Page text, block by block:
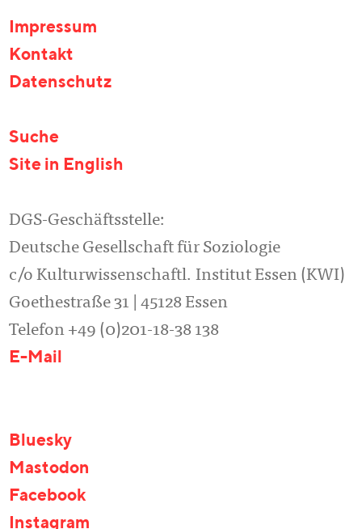
Impressum
Kontakt
Datenschutz
Suche
Site in English
DGS-Geschäftsstelle:
Deutsche Gesellschaft für Soziologie
c/o Kulturwissenschaftl. Institut Essen (KWI)
Goethestraße 31 | 45128 Essen
Telefon +49 (0)201-18-38 138
E-Mail
Bluesky
Mastodon
Facebook
Instagram